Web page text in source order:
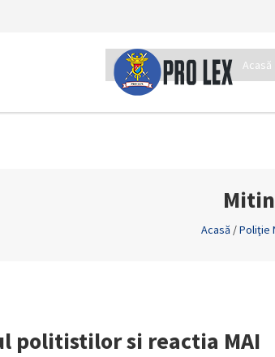
Acasă
Acasă /Poliţie
politistilor si reactia MAI